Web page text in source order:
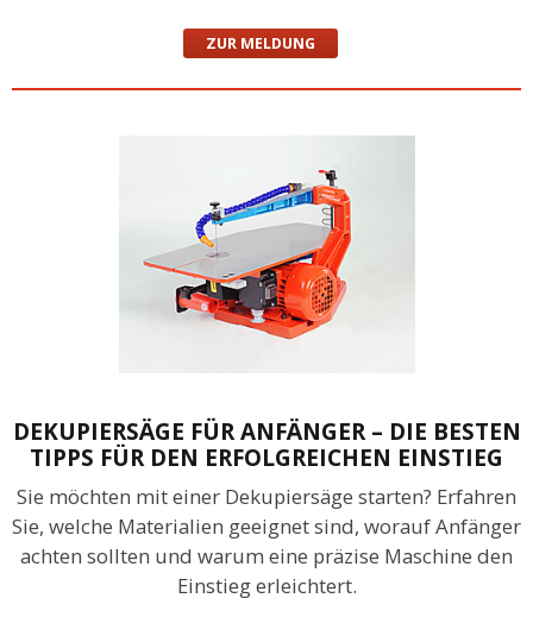
ZUR MELDUNG
DEKUPIERSÄGE FÜR ANFÄNGER – DIE BESTEN
TIPPS FÜR DEN ERFOLGREICHEN EINSTIEG
Sie möchten mit einer Dekupiersäge starten? Erfahren
Sie, welche Materialien geeignet sind, worauf Anfänger
achten sollten und warum eine präzise Maschine den
Einstieg erleichtert.